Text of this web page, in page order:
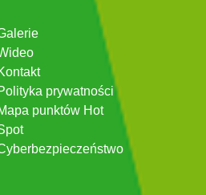
prywatności
punktów Hot